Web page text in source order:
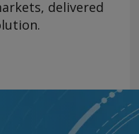
delivered